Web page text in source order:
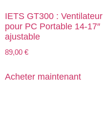
IETS GT300 : Ventilateur
pour PC Portable 14-17″
ajustable
89,00 €
Acheter maintenant